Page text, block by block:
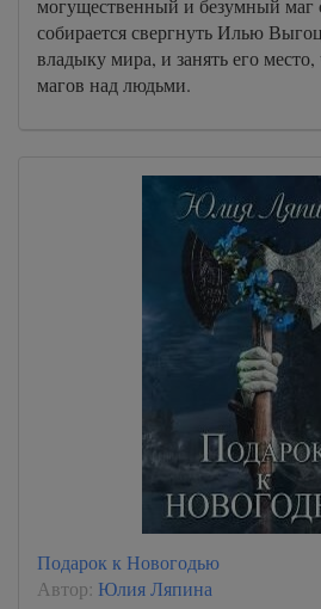
собирается свергнуть Илью
владыку мира, и занять его
магов над людьми.
Подарок к Новогодью
Автор: Юлия Ляпина